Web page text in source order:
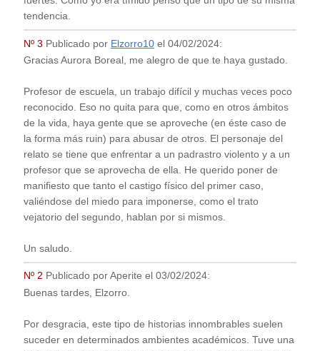
tendencia.
Nº 3 Publicado por Elzorro10el 04/02/2024:
Gracias Aurora Boreal, me alegro de que te haya gustado.
Profesor de escuela, un trabajo difícil y muchas veces poco
reconocido. Eso no quita para que, como en otros ámbitos
de la vida, haya gente que se aproveche (en éste caso de
la forma más ruin) para abusar de otros. El personaje del
relato se tiene que enfrentar a un padrastro violento y a un
profesor que se aprovecha de ella. He querido poner de
manifiesto que tanto el castigo físico del primer caso,
valiéndose del miedo para imponerse, como el trato
vejatorio del segundo, hablan por si mismos.
Un saludo.
Nº 2 Publicado por Aperite el 03/02/2024:
Buenas tardes, Elzorro.
Por desgracia, este tipo de historias innombrables suelen
suceder en determinados ambientes académicos. Tuve una